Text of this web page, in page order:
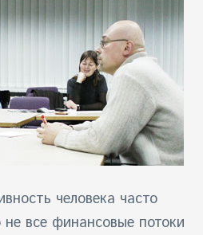
человека часто
все финансовые потоки